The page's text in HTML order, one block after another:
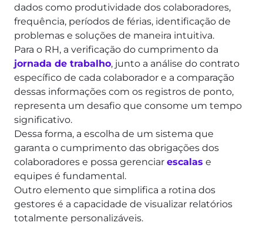
dados como produtividade dos colaboradores,
frequência, períodos de férias, identificação de
problemas e soluções de maneira intuitiva.
Para o RH, a verificação do cumprimento da
jornada de trabalho, junto a análise do contrato
específico de cada colaborador e a comparação
dessas informações com os registros de ponto,
representa um desafio que consome um tempo
significativo.
Dessa forma, a escolha de um sistema que
garanta o cumprimento das obrigações dos
colaboradores e possa gerenciar escalas e
equipes é fundamental.
Outro elemento que simplifica a rotina dos
gestores é a capacidade de visualizar relatórios
totalmente personalizáveis.